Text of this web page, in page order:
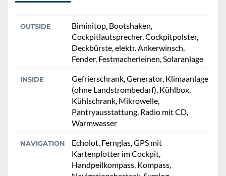
OUTSIDE
Biminitop, Bootshaken,
Cockpitlautsprecher, Cockpitpolster,
Deckbürste, elektr. Ankerwinsch,
Fender, Festmacherleinen, Solaranlage
INSIDE
Gefrierschrank, Generator, Klimaanlage
(ohne Landstrombedarf), Kühlbox,
Kühlschrank, Mikrowelle,
Pantryausstattung, Radio mit CD,
Warmwasser
NAVIGATION
Echolot, Fernglas, GPS mit
Kartenplotter im Cockpit,
Handpeilkompass, Kompass,